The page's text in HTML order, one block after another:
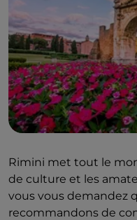
Rimini met tout le
de culture et les
vous vous demandez
recommandons de